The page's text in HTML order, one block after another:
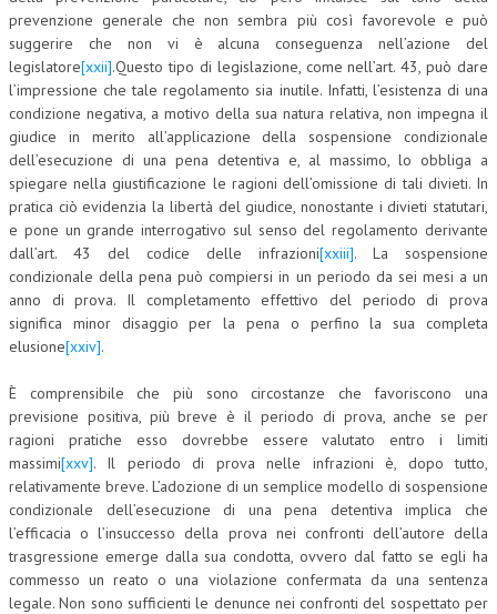
prevenzione generale che non sembra più così favorevole e può
suggerire che non vi è alcuna conseguenza nell’azione del
legislatore[xxii].Questo tipo di legislazione, come nell’art. 43, può dare
l’impressione che tale regolamento sia inutile. Infatti, l’esistenza di una
condizione negativa, a motivo della sua natura relativa, non impegna il
giudice in merito all’applicazione della sospensione condizionale
dell’esecuzione di una pena detentiva e, al massimo, lo obbliga a
spiegare nella giustificazione le ragioni dell’omissione di tali divieti. In
pratica ciò evidenzia la libertà del giudice, nonostante i divieti statutari,
e pone un grande interrogativo sul senso del regolamento derivante
dall’art. 43 del codice delle infrazioni[xxiii]. La sospensione
condizionale della pena può compiersi in un periodo da sei mesi a un
anno di prova. Il completamento effettivo del periodo di prova
significa minor disaggio per la pena o perfino la sua completa
elusione[xxiv].
È comprensibile che più sono circostanze che favoriscono una
previsione positiva, più breve è il periodo di prova, anche se per
ragioni pratiche esso dovrebbe essere valutato entro i limiti
massimi[xxv]. Il periodo di prova nelle infrazioni è, dopo tutto,
relativamente breve. L’adozione di un semplice modello di sospensione
condizionale dell’esecuzione di una pena detentiva implica che
l’efficacia o l’insuccesso della prova nei confronti dell’autore della
trasgressione emerge dalla sua condotta, ovvero dal fatto se egli ha
commesso un reato o una violazione confermata da una sentenza
legale. Non sono sufficienti le denunce nei confronti del sospettato per